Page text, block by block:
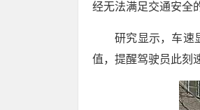
经无法满足交通安全
研究显示，车速
值，提醒驾驶员此刻